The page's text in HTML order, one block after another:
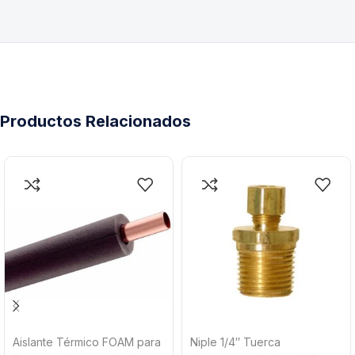
Productos Relacionados
Aislante Térmico FOAM para
Niple 1/4″ Tuerca